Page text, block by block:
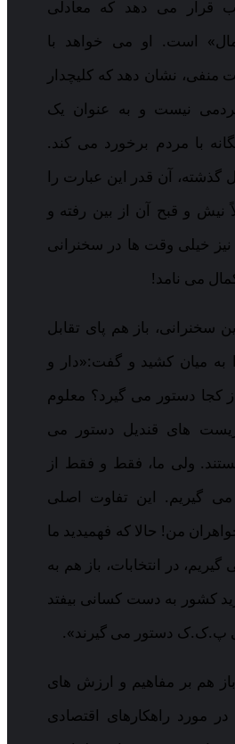
قرار می دهد که معادلی
است. او می خواهد با
منفی، نشان دهد که کلیچدار
نیست و به عنوان یک
با مردم برخورد می کند.
گذشته، آن قدر این عبارت را
نیش و قبح آن از بین رفته و
نیز خیلی وقت ها در سخنرانی
می نامد!
سخنرانی، باز هم پای تقابل
به میان کشید و گفت:«دار و
کجا دستور می گیرد؟ معلوم
های قندیل دستور می
ولی ما، فقط و فقط از
گیریم. این تفاوت اصلی
من! حالا که فهمیدید ما
در انتخابات، باز هم به
کشور به دست کسانی بیفتد
پ.ک.ک دستور می گیرند».
باز هم بر مفاهیم و ارزش های
مورد راهکارهای اقتصادی